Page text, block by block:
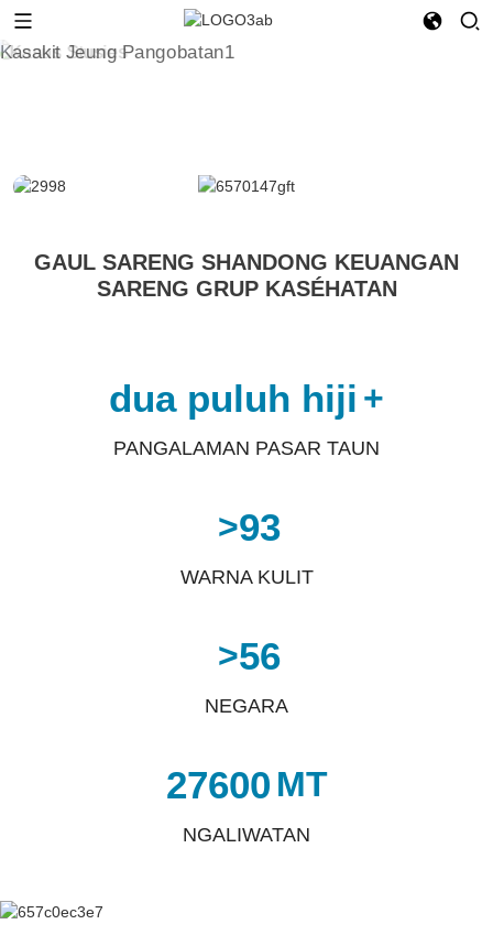
GAUL SARENG SHANDONG KEUANGAN
SARENG GRUP KASÉHATAN
dua puluh hiji +
PANGALAMAN PASAR TAUN
>93
WARNA KULIT
>56
NEGARA
27600 MT
NGALIWATAN